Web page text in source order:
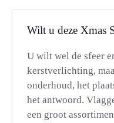
Wilt u deze Xmas
U wilt wel de sfeer
kerstverlichting,
onderhoud, het
het antwoord.
een groot